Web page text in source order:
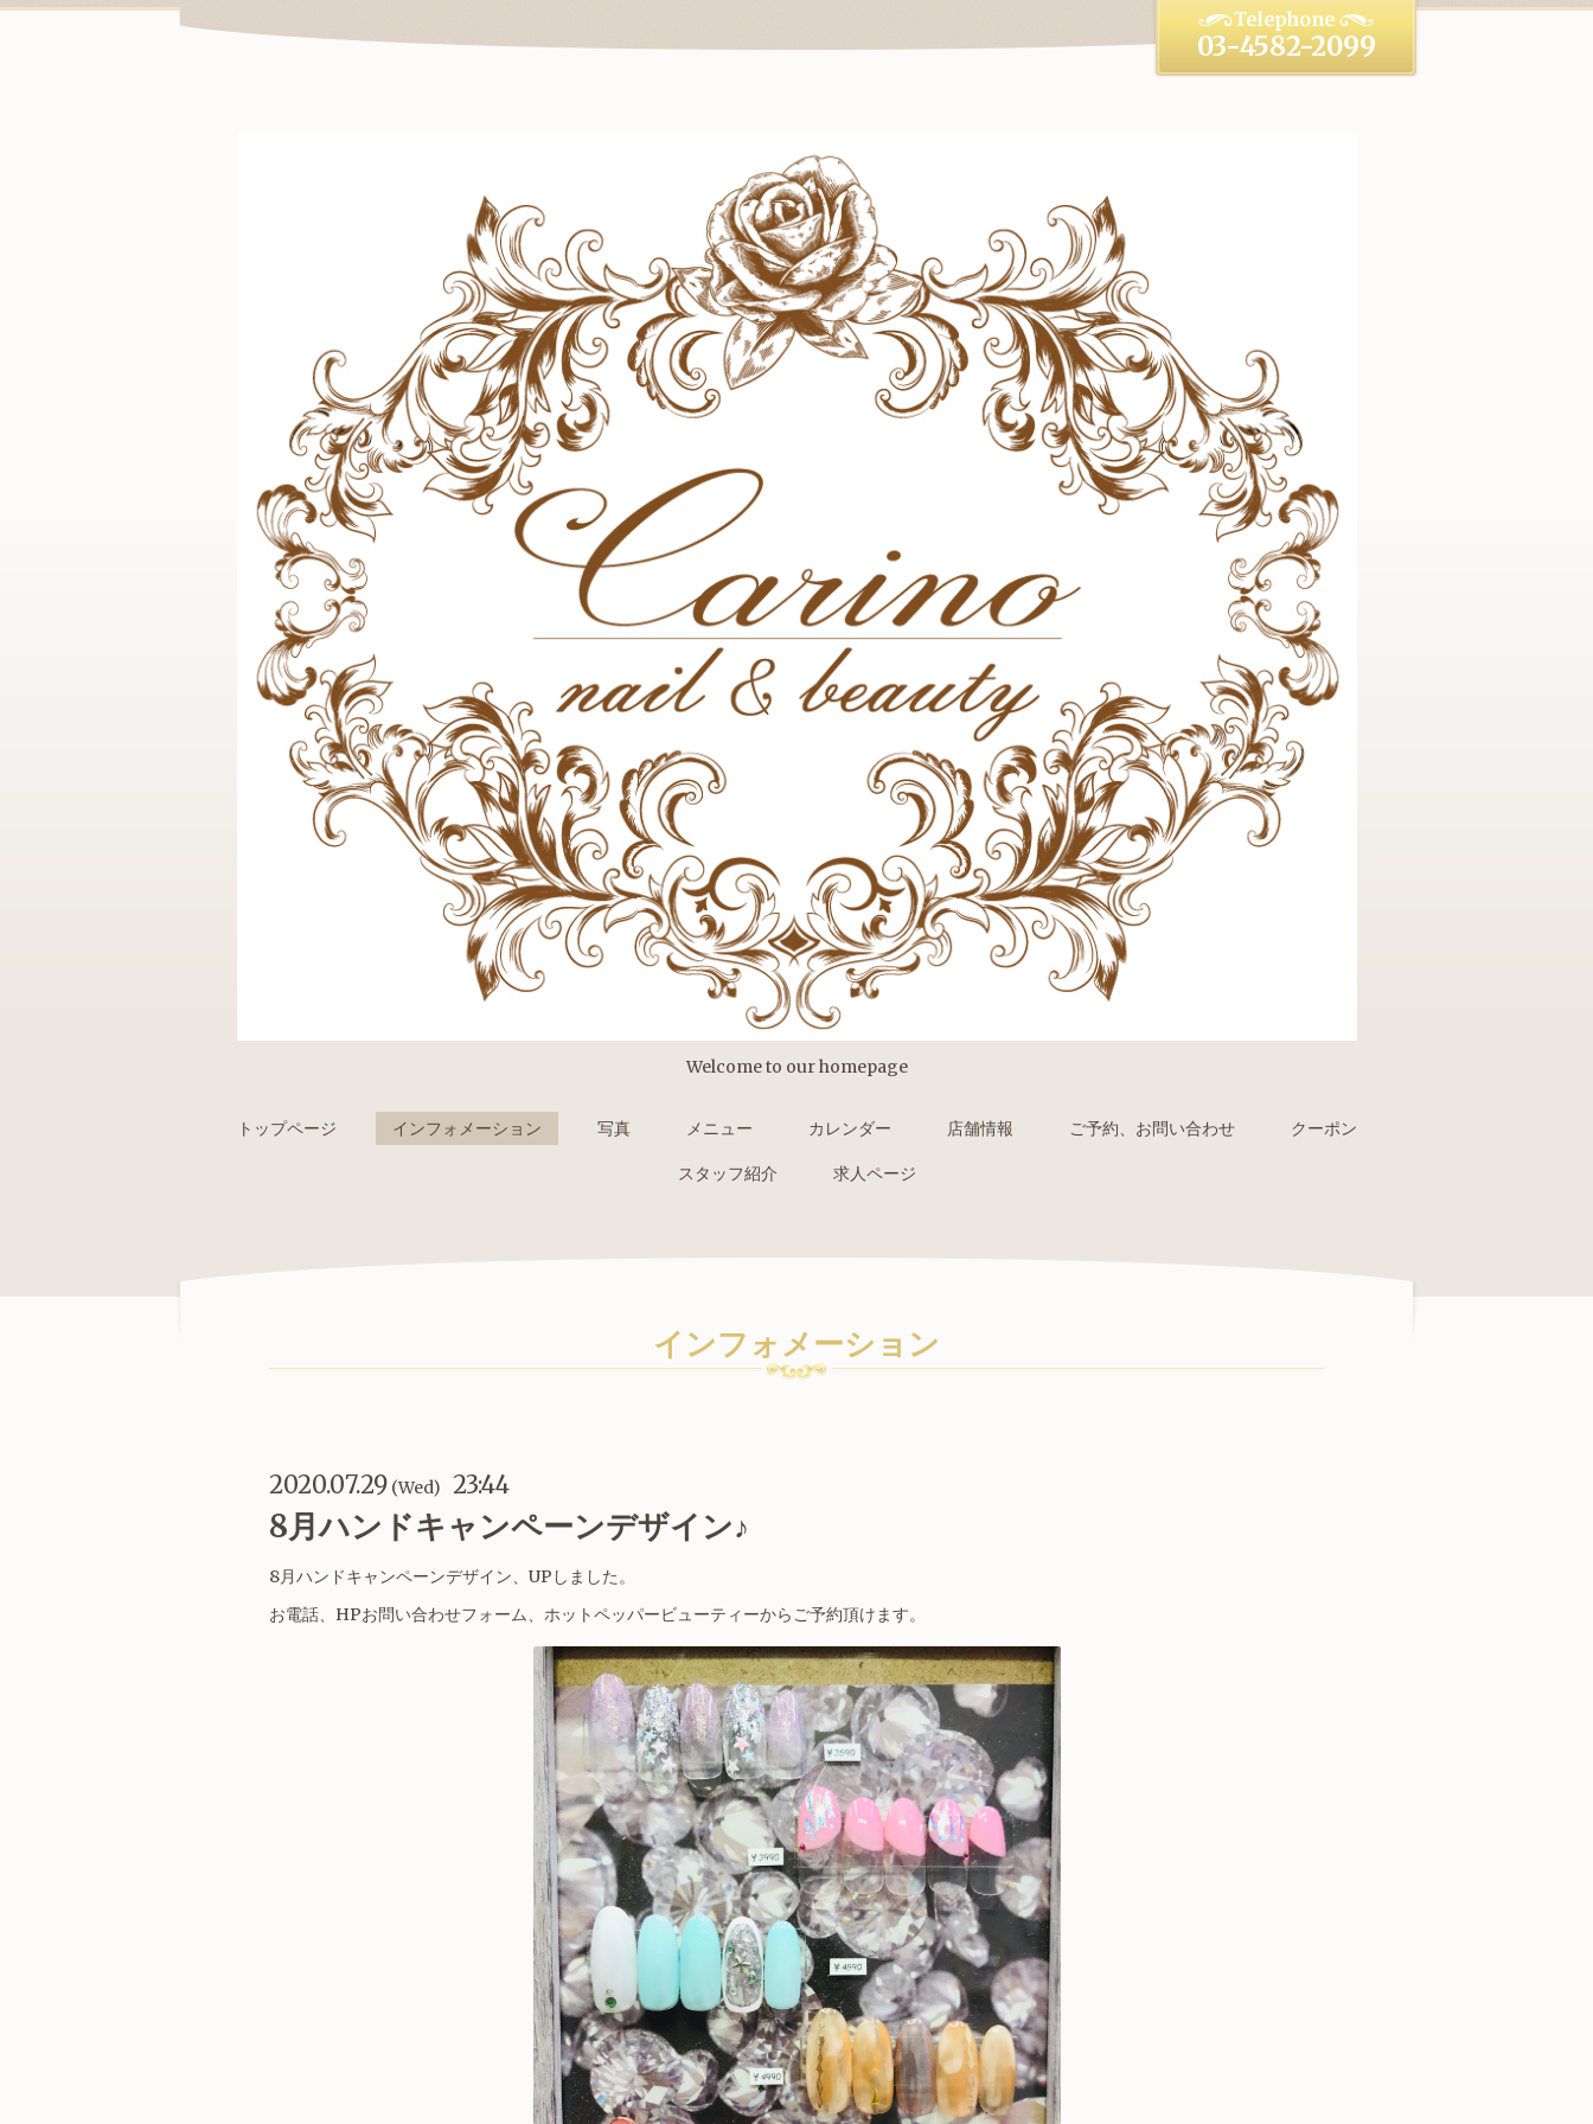
Welcome to our homepage
03-4582-2099
トップページ インフォメーション 写真 メニュー カレンダー 店舗情報 ご予約、お問い合わせ クーポン
スタッフ紹介 求人ページ
インフォメーション
2020.07.29 (Wed) 23:44
8月ハンドキャンペーンデザイン♪
8月ハンドキャンペーンデザイン、UPしました。
お電話、HPお問い合わせフォーム、ホットペッパービューティーからご予約頂けます。